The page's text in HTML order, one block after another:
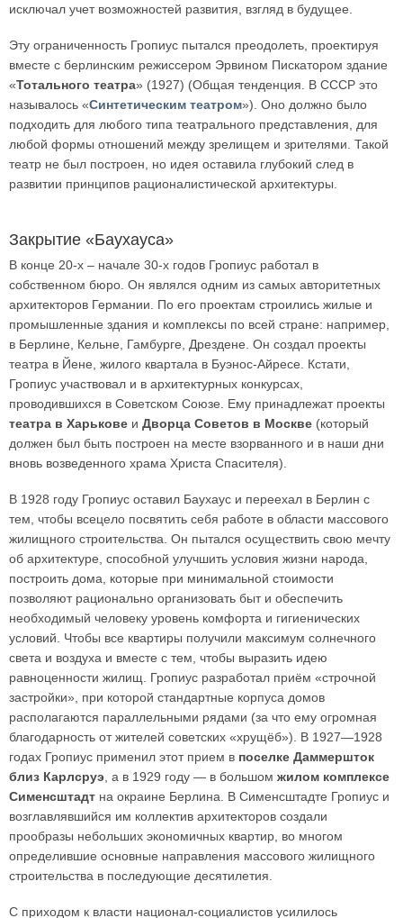
исключал учет возможностей развития, взгляд в будущее.
Эту ограниченность Гропиус пытался преодолеть, проектируя
вместе с берлинским режиссером Эрвином Пискатором здание
«Тотального театра» (1927) (Общая тенденция. В СССР это
называлось «Синтетическим театром»). Оно должно было
подходить для любого типа театрального представления, для
любой формы отношений между зрелищем и зрителями. Такой
театр не был построен, но идея оставила глубокий след в
развитии принципов рационалистической архитектуры.
Закрытие «Баухауса»
В конце 20-х – начале 30-х годов Гропиус работал в
собственном бюро. Он являлся одним из самых авторитетных
архитекторов Германии. По его проектам строились жилые и
промышленные здания и комплексы по всей стране: например,
в Берлине, Кельне, Гамбурге, Дрездене. Он создал проекты
театра в Йене, жилого квартала в Буэнос-Айресе. Кстати,
Гропиус участвовал и в архитектурных конкурсах,
проводившихся в Советском Союзе. Ему принадлежат проекты
театра в Харькове и Дворца Советов в Москве (который
должен был быть построен на месте взорванного и в наши дни
вновь возведенного храма Христа Спасителя).
В 1928 году Гропиус оставил Баухаус и переехал в Берлин с
тем, чтобы всецело посвятить себя работе в области массового
жилищного строительства. Он пытался осуществить свою мечту
об архитектуре, способной улучшить условия жизни народа,
построить дома, которые при минимальной стоимости
позволяют рационально организовать быт и обеспечить
необходимый человеку уровень комфорта и гигиенических
условий. Чтобы все квартиры получили максимум солнечного
света и воздуха и вместе с тем, чтобы выразить идею
равноценности жилищ. Гропиус разработал приём «строчной
застройки», при которой стандартные корпуса домов
располагаются параллельными рядами (за что ему огромная
благодарность от жителей советских «хрущёб»). В 1927—1928
годах Гропиус применил этот прием в поселке Даммершток
близ Карлсруэ , а в 1929 году — в большом жилом комплексе
Сименсштадт на окраине Берлина. В Сименсштадте Гропиус и
возглавлявшийся им коллектив архитекторов создали
прообразы небольших экономичных квартир, во многом
определившие основные направления массового жилищного
строительства в последующие десятилетия.
С приходом к власти национал-социалистов усилилось